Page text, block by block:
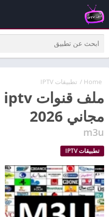
Home
/ تطبيقات IPTV
مجاني 2026
m3u
تطبيقات IPTV